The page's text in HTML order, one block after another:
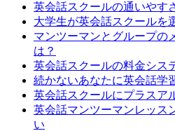
英会話スクールの通いやす
大学生が英会話スクールを
マンツーマンとグループの
は？
英会話スクールの料金シス
続かないあなたに英会話学
英会話スクールにプラスア
英会話マンツーマンレッス
い